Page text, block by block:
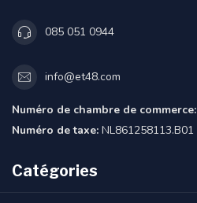
085 051 0944
info@et48.com
Numéro de chambre de commerce:
Numéro de taxe: NL861258113.B01
Catégories